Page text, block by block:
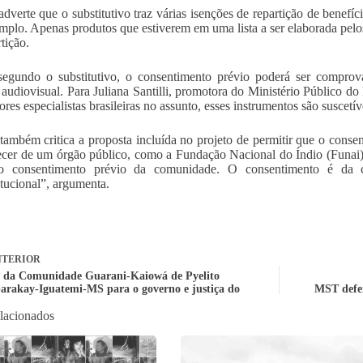
que o substitutivo traz várias isenções de repartição de
Apenas produtos que estiverem em uma lista a ser elaborada
o substitutivo, o consentimento prévio poderá ser
Para Juliana Santilli, promotora do Ministério Público
especialistas brasileiras no assunto, esses instrumentos são
critica a proposta incluída no projeto de permitir que o
de um órgão público, como a Fundação Nacional do Índio
consentimento prévio da comunidade. O consentimento é
argumenta.
Comunidade Guarani-Kaiowá de Pyelito
Iguatemi-MS para o governo e justiça do
MST